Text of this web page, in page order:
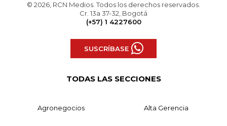
© 2026, RCN Medios. Todos los derechos reservados.
Cr. 13a 37-32, Bogotá
(+57) 1 4227600
SUSCRÍBASE
TODAS LAS SECCIONES
Agronegocios Alta Gerencia